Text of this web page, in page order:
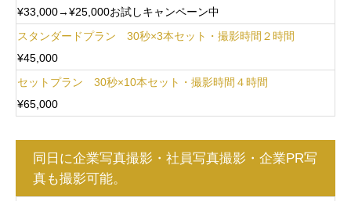
¥33,000→¥25,000お試しキャンペーン中
スタンダードプラン 30秒×3本セット・撮影時間２時間
¥45,000
セットプラン 30秒×10本セット・撮影時間４時間
¥65,000
同日に企業写真撮影・社員写真撮影・企業PR写
真も撮影可能。